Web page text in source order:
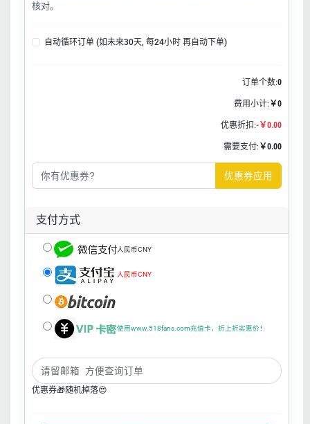
核对。
自动循环订单 (如未来30天, 每24小时 再自动下单)
订单个数:0
费用小计: ￥0
优惠折扣:-￥0.00
需要支付: ￥0.00
优惠券应用
支付方式
人民币CNY
人民币CNY
使用www.518fans.com充值卡，折上折实惠价！
优惠券🎁随机掉落😍